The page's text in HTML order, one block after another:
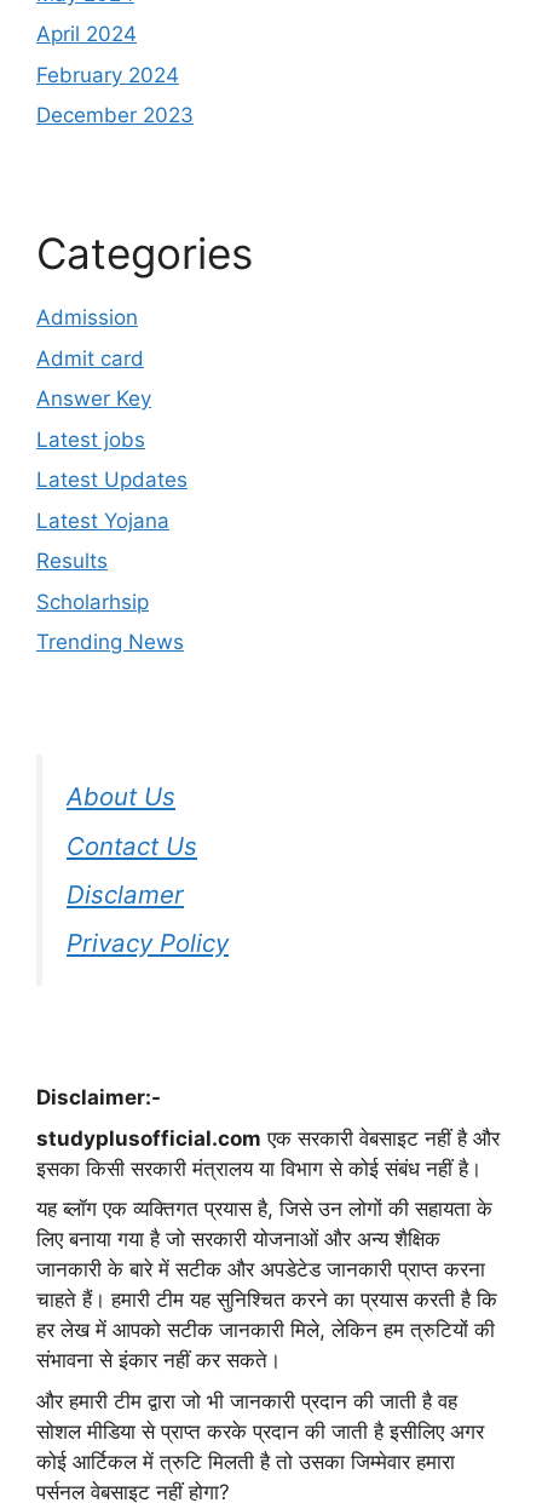
April 2024
February 2024
December 2023
Categories
Admission
Admit card
Answer Key
Latest jobs
Latest Updates
Latest Yojana
Results
Scholarhsip
Trending News
About Us
Contact Us
Disclamer
Privacy Policy
Disclaimer:-
studyplusofficial.com एक सरकारी वेबसाइट नहीं है और
इसका किसी सरकारी मंत्रालय या विभाग से कोई संबंध नहीं है।
यह ब्लॉग एक व्यक्तिगत प्रयास है, जिसे उन लोगों की सहायता के
लिए बनाया गया है जो सरकारी योजनाओं और अन्य शैक्षिक
जानकारी के बारे में सटीक और अपडेटेड जानकारी प्राप्त करना
चाहते हैं। हमारी टीम यह सुनिश्चित करने का प्रयास करती है कि
हर लेख में आपको सटीक जानकारी मिले, लेकिन हम त्रुटियों की
संभावना से इंकार नहीं कर सकते।
और हमारी टीम द्वारा जो भी जानकारी प्रदान की जाती है वह
सोशल मीडिया से प्राप्त करके प्रदान की जाती है इसीलिए अगर
कोई आर्टिकल में त्रुटि मिलती है तो उसका जिम्मेवार हमारा
पर्सनल वेबसाइट नहीं होगा?